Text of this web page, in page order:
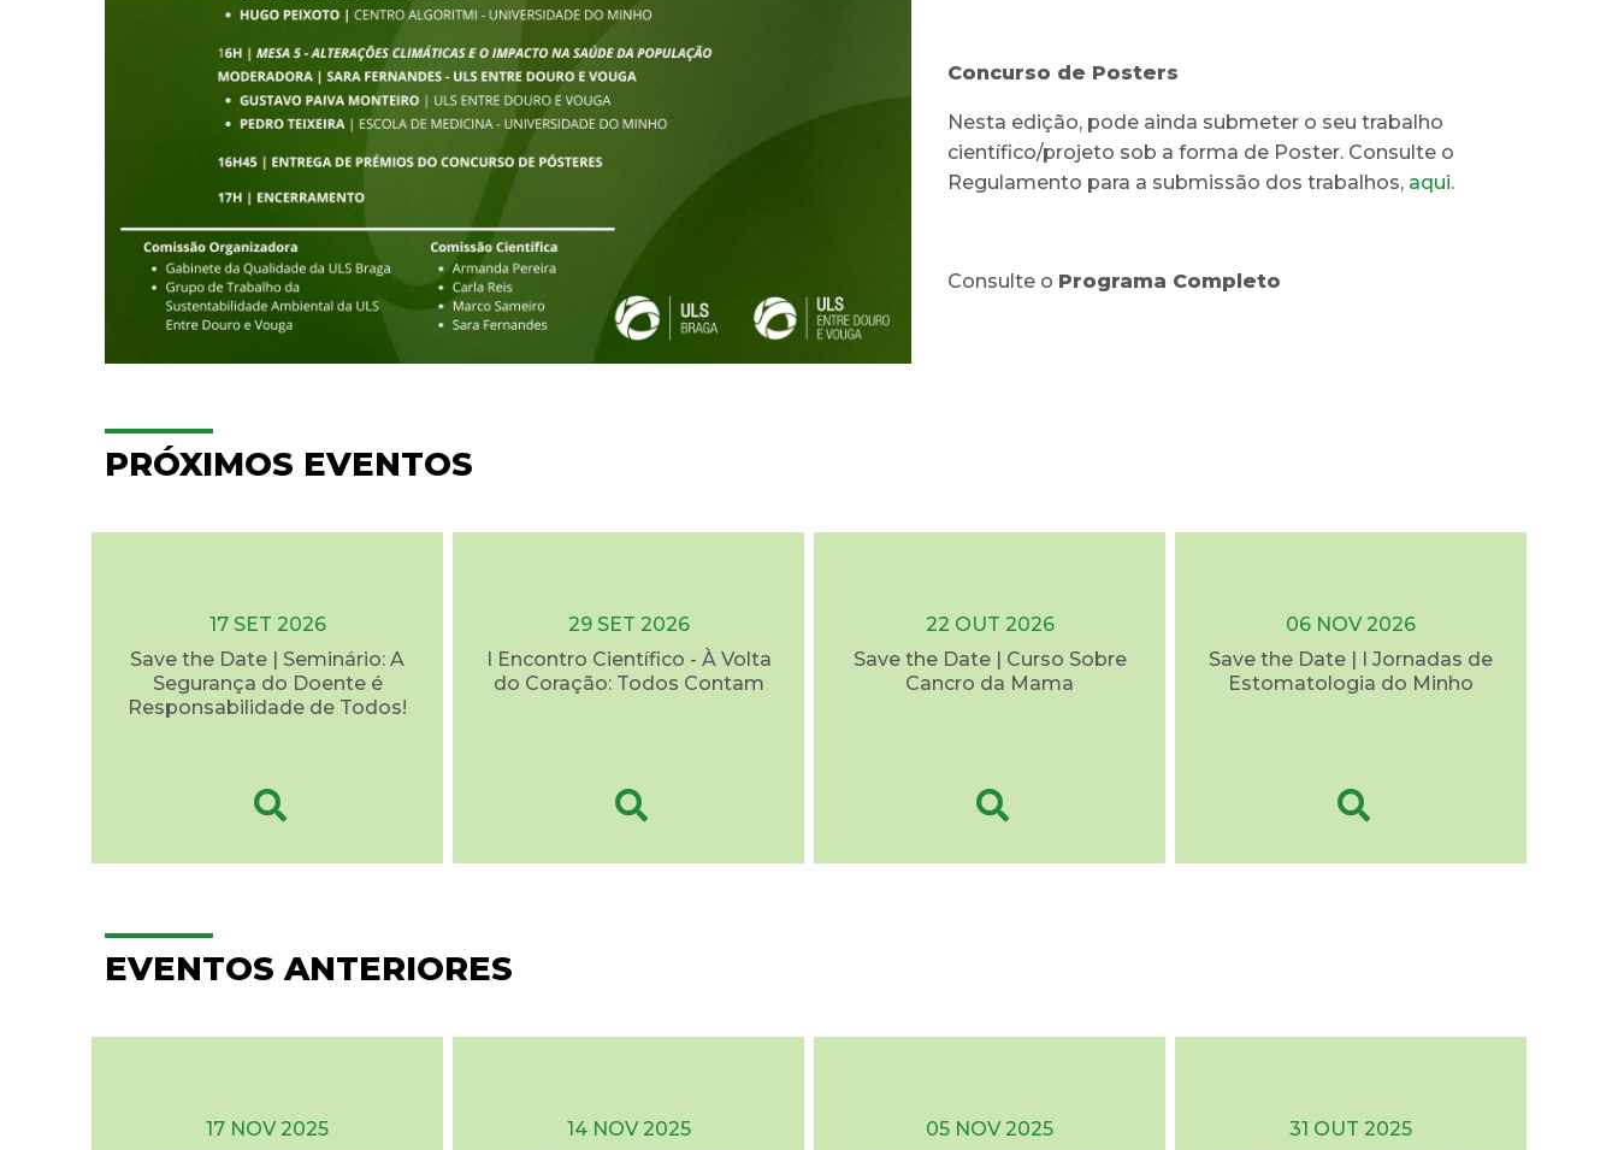
Concurso de Posters
Nesta edição, pode ainda submeter o seu trabalho
científico/projeto sob a forma de Poster. Consulte o
Regulamento para a submissão dos trabalhos, aqui.
Consulte o Programa Completo
PRÓXIMOS EVENTOS
17 SET 2026
Save the Date | Seminário: A
Segurança do Doente é
Responsabilidade de Todos!
29 SET 2026
I Encontro Científico - À Volta
do Coração: Todos Contam
22 OUT 2026
Save the Date | Curso Sobre
Cancro da Mama
06 NOV 2026
Save the Date | I Jornadas de
Estomatologia do Minho
EVENTOS ANTERIORES
17 NOV 2025
14 NOV 2025
05 NOV 2025
31 OUT 2025